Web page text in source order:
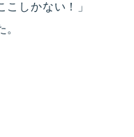
こしかない！」